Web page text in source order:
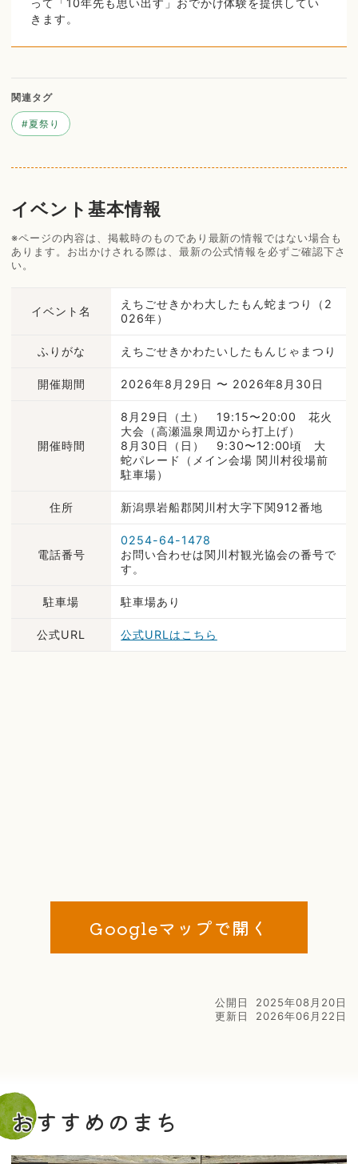
って「10年先も思い出す」おでかけ体験を提供してい
きます。
関連タグ
#夏祭り
イベント基本情報
※ページの内容は、掲載時のものであり最新の情報ではない場合も
あります。お出かけされる際は、最新の公式情報を必ずご確認下さ
い。
イベント名
えちごせきかわ大したもん蛇まつり（2
026年）
ふりがな えちごせきかわたいしたもんじゃまつり
開催期間 2026年8月29日 〜 2026年8月30日
開催時間
8月29日（土） 19:15〜20:00 花火
大会（高瀬温泉周辺から打上げ）
8月30日（日） 9:30〜12:00頃 大
蛇パレード（メイン会場 関川村役場前
駐車場）
住所 新潟県岩船郡関川村大字下関912番地
電話番号
0254-64-1478
お問い合わせは関川村観光協会の番号で
す。
駐車場 駐車場あり
公式URL 公式URLはこちら
Googleマップで開く
公開日
2025年08月20日
更新日
2026年06月22日
おすすめのまち